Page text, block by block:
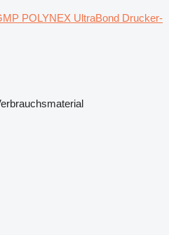
POLYNEX UltraBond Drucker-